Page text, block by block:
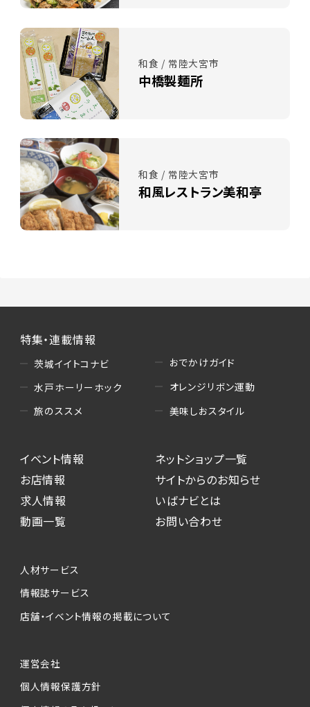
和食 / 常陸大宮市
中橋製麺所
和食 / 常陸大宮市
和風レストラン美和亭
特集・連載情報
茨城イイトコナビ
水戸ホーリーホック
旅のススメ
おでかけガイド
オレンジリボン運動
美味しおスタイル
イベント情報
お店情報
求人情報
動画一覧
ネットショップ一覧
サイトからのお知らせ
いばナビとは
お問い合わせ
人材サービス
情報誌サービス
店舗・イベント情報の掲載について
運営会社
個人情報保護方針